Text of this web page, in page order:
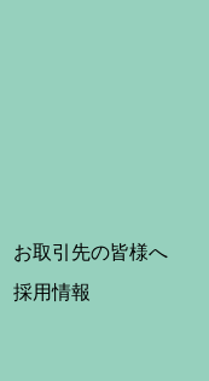
お取引先の皆様へ
採用情報